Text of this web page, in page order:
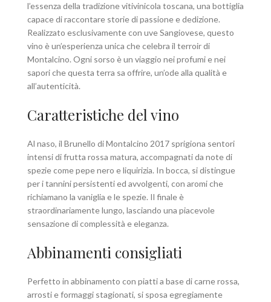
l’essenza della tradizione vitivinicola toscana, una bottiglia
capace di raccontare storie di passione e dedizione.
Realizzato esclusivamente con uve Sangiovese, questo
vino è un’esperienza unica che celebra il terroir di
Montalcino. Ogni sorso è un viaggio nei profumi e nei
sapori che questa terra sa offrire, un’ode alla qualità e
all’autenticità.
Caratteristiche del vino
Al naso, il Brunello di Montalcino 2017 sprigiona sentori
intensi di frutta rossa matura, accompagnati da note di
spezie come pepe nero e liquirizia. In bocca, si distingue
per i tannini persistenti ed avvolgenti, con aromi che
richiamano la vaniglia e le spezie. Il finale è
straordinariamente lungo, lasciando una piacevole
sensazione di complessità e eleganza.
Abbinamenti consigliati
Perfetto in abbinamento con piatti a base di carne rossa,
arrosti e formaggi stagionati, si sposa egregiamente